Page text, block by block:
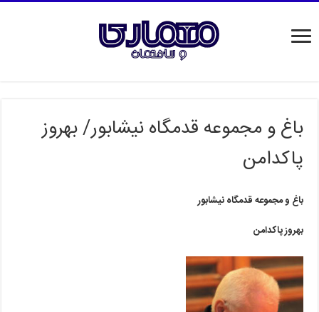
باغ و مجموعه قدمگاه نیشابور/ بهروز
پاکدامن
باغ و مجموعه قدمگاه نیشابور
بهروز پاکدامن